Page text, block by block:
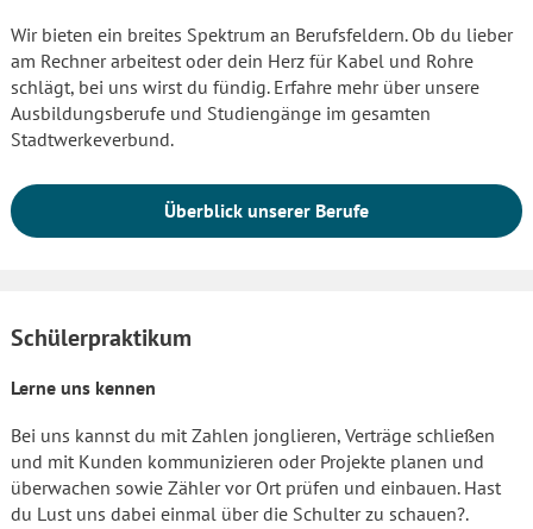
Wir bieten ein breites Spektrum an Berufsfeldern. Ob du lieber
am Rechner arbeitest oder dein Herz für Kabel und Rohre
schlägt, bei uns wirst du fündig. Erfahre mehr über unsere
Ausbildungsberufe und Studiengänge im gesamten
Stadtwerkeverbund.
Überblick unserer Berufe
Schülerpraktikum
Lerne uns kennen
Bei uns kannst du mit Zahlen jonglieren, Verträge schließen
und mit Kunden kommunizieren oder Projekte planen und
überwachen sowie Zähler vor Ort prüfen und einbauen. Hast
du Lust uns dabei einmal über die Schulter zu schauen?.